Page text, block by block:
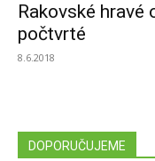
Rakovské hravé
počtvrté
8.6.2018
DOPORUČUJEME